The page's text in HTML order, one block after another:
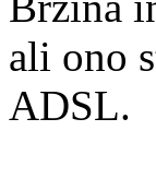
ali ono
ADSL.